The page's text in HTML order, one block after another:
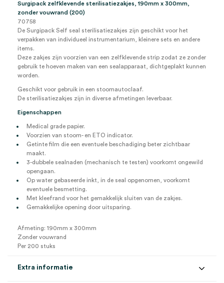
Surgipack zelfklevende sterilisatiezakjes, 190mm x 300mm,
zonder vouwrand (200)
70758
De Surgipack Self seal sterilisatiezakjes zijn geschikt voor het
verpakken van individueel instrumentarium, kleinere sets en andere
items.
Deze zakjes zijn voorzien van een zelfklevende strip zodat ze zonder
gebruik te hoeven maken van een sealapparaat, dichtgeplakt kunnen
worden.
Geschikt voor gebruik in een stoomautoclaaf.
De sterilisatiezakjes zijn in diverse afmetingen leverbaar.
Eigenschappen
Medical grade papier.
Voorzien van stoom- en ETO indicator.
Getinte film die een eventuele beschadiging beter zichtbaar
maakt.
3-dubbele sealnaden (mechanisch te testen) voorkomt ongewild
opengaan.
Op water gebaseerde inkt, in de seal opgenomen, voorkomt
eventuele besmetting.
Met kleefrand voor het gemakkelijk sluiten van de zakjes.
Gemakkelijke opening door uitsparing.
Afmeting: 190mm x 300mm
Zonder vouwrand
Per 200 stuks
Extra informatie